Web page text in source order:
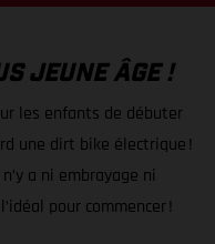
JEUNE ÂGE !
les enfants de débuter
une dirt bike électrique !
a ni embrayage ni
pour commencer !